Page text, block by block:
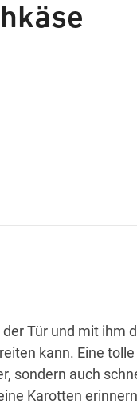
Tür und mit ihm
kann. Eine
sondern auch
Karotten